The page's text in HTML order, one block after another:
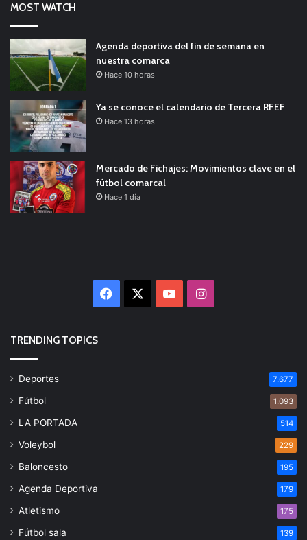
MOST WATCH
Agenda deportiva del fin de semana en
nuestra comarca
Hace 10 horas
Ya se conoce el calendario de Tercera RFEF
Hace 13 horas
Mercado de Fichajes: Movimientos clave en el
fútbol comarcal
Hace 1 día
Facebook YouTubeInstagram
TRENDING TOPICS
Deportes 7.677
Fútbol 1.093
LA PORTADA 514
Voleybol 229
Baloncesto 195
Agenda Deportiva 179
Atletismo 175
Fútbol sala 139